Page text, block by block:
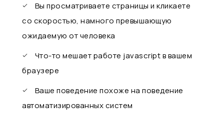
Вы просматриваете страницы и кликаете
со скоростью, намного превышающую
ожидаемую от человека
Что-то мешает работе javascript в вашем
браузере
Ваше поведение похоже на поведение
автоматизированных систем